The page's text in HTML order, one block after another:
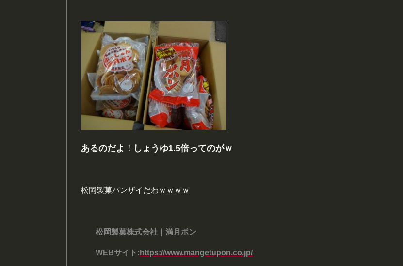
あるのだよ！しょうゆ1.5倍ってのがｗ
松岡製菓バンザイだわｗｗｗｗ
松岡製菓株式会社｜満月ポン
WEBサイト: https://www.mangetupon.co.jp/